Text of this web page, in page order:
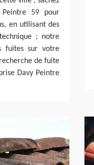
59 pour
en utilisant des
; notre
fuites sur votre
de fuite
Davy Peintre